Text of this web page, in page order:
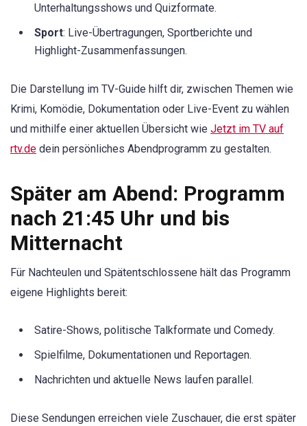
Unterhaltungsshows und Quizformate.
Sport: Live-Übertragungen, Sportberichte und
Highlight-Zusammenfassungen.
Die Darstellung im TV-Guide hilft dir, zwischen Themen wie
Krimi, Komödie, Dokumentation oder Live-Event zu wählen
und mithilfe einer aktuellen Übersicht wie Jetzt im TV auf
rtv.de dein persönliches Abendprogramm zu gestalten.
Später am Abend: Programm
nach 21:45 Uhr und bis
Mitternacht
Für Nachteulen und Spätentschlossene hält das Programm
eigene Highlights bereit:
Satire-Shows, politische Talkformate und Comedy.
Spielfilme, Dokumentationen und Reportagen.
Nachrichten und aktuelle News laufen parallel.
Diese Sendungen erreichen viele Zuschauer, die erst später